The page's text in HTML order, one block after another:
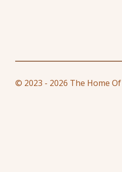
© 2023 - 2026 The Home